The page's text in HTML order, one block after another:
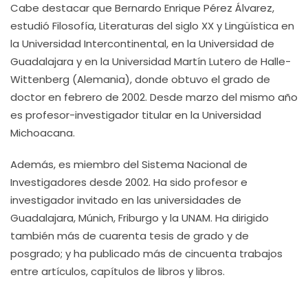
Cabe destacar que Bernardo Enrique Pérez Álvarez,
estudió Filosofía, Literaturas del siglo XX y Lingüística en
la Universidad Intercontinental, en la Universidad de
Guadalajara y en la Universidad Martín Lutero de Halle-
Wittenberg (Alemania), donde obtuvo el grado de
doctor en febrero de 2002. Desde marzo del mismo año
es profesor-investigador titular en la Universidad
Michoacana.
Además, es miembro del Sistema Nacional de
Investigadores desde 2002. Ha sido profesor e
investigador invitado en las universidades de
Guadalajara, Múnich, Friburgo y la UNAM. Ha dirigido
también más de cuarenta tesis de grado y de
posgrado; y ha publicado más de cincuenta trabajos
entre artículos, capítulos de libros y libros.